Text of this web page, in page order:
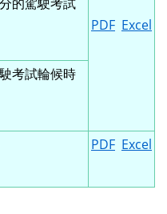
PDF Excel
考試輪候時
PDF Excel